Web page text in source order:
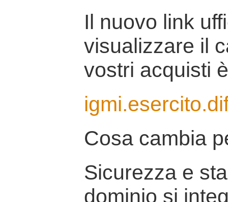
Il nuovo link
visualizzare il
vostri acquisti
Cosa cambia
Sicurezza e
dominio si